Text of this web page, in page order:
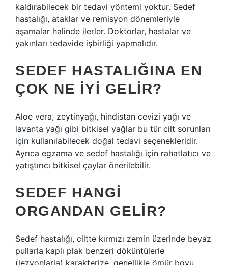
kaldırabilecek bir tedavi yöntemi yoktur. Sedef
hastalığı, ataklar ve remisyon dönemleriyle
aşamalar halinde ilerler. Doktorlar, hastalar ve
yakınları tedavide işbirliği yapmalıdır.
SEDEF HASTALIĞINA EN
ÇOK NE IYI GELIR?
Aloe vera, zeytinyağı, hindistan cevizi yağı ve
lavanta yağı gibi bitkisel yağlar bu tür cilt sorunları
için kullanılabilecek doğal tedavi seçenekleridir.
Ayrıca egzama ve sedef hastalığı için rahatlatıcı ve
yatıştırıcı bitkisel çaylar önerilebilir.
SEDEF HANGI
ORGANDAN GELIR?
Sedef hastalığı, ciltte kırmızı zemin üzerinde beyaz
pullarla kaplı plak benzeri döküntülerle
(lezyonlarla) karakterize, genellikle ömür boyu